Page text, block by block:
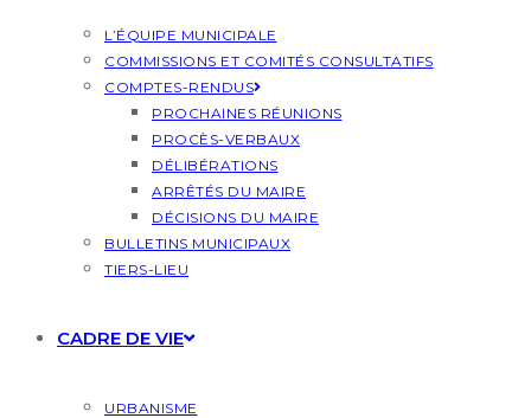
L’ÉQUIPE MUNICIPALE
COMMISSIONS ET COMITÉS CONSULTATIFS
COMPTES-RENDUS
PROCHAINES RÉUNIONS
PROCÈS-VERBAUX
DÉLIBÉRATIONS
ARRÊTÉS DU MAIRE
DÉCISIONS DU MAIRE
BULLETINS MUNICIPAUX
TIERS-LIEU
CADRE DE VIE
URBANISME